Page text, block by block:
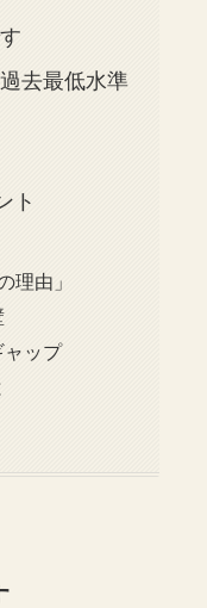
去最低水準
ト
理由」
ャップ